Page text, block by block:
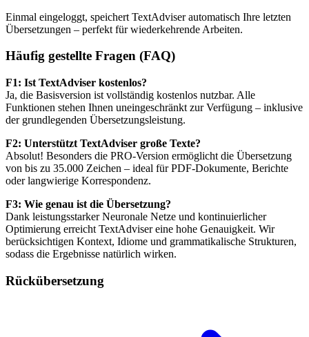
Einmal eingeloggt, speichert TextAdviser automatisch Ihre letzten
Übersetzungen – perfekt für wiederkehrende Arbeiten.
Häufig gestellte Fragen (FAQ)
F1: Ist TextAdviser kostenlos?
Ja, die Basisversion ist vollständig kostenlos nutzbar. Alle
Funktionen stehen Ihnen uneingeschränkt zur Verfügung – inklusive
der grundlegenden Übersetzungsleistung.
F2: Unterstützt TextAdviser große Texte?
Absolut! Besonders die PRO-Version ermöglicht die Übersetzung
von bis zu 35.000 Zeichen – ideal für PDF-Dokumente, Berichte
oder langwierige Korrespondenz.
F3: Wie genau ist die Übersetzung?
Dank leistungsstarker Neuronale Netze und kontinuierlicher
Optimierung erreicht TextAdviser eine hohe Genauigkeit. Wir
berücksichtigen Kontext, Idiome und grammatikalische Strukturen,
sodass die Ergebnisse natürlich wirken.
Rückübersetzung